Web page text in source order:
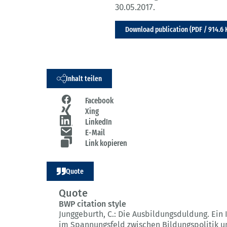
30.05.2017.
Download publication (PDF / 914.6
Inhalt teilen
Facebook
Xing
LinkedIn
E-Mail
Link kopieren
Quote
Quote
BWP citation style
Junggeburth, C.: Die Ausbildungsduldung. Ein
im Spannungsfeld zwischen Bildungspolitik